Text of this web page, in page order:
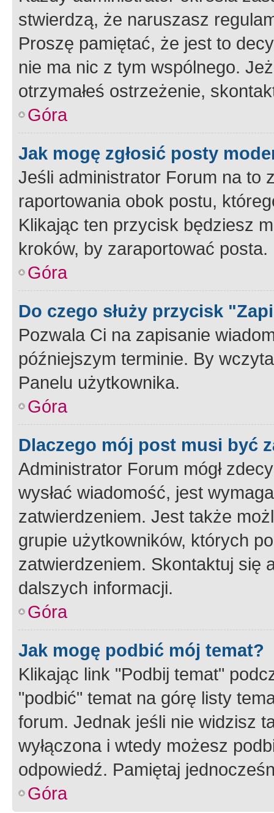
stwierdzą, że naruszasz
Proszę pamiętać, że jest to
nie ma nic z tym wspólnego.
otrzymałeś ostrzeżenie,
Góra
Jak mogę zgłosić posty
Jeśli administrator Forum na to
raportowania obok postu,
Klikając ten przycisk będziesz
kroków, by zaraportować posta.
Góra
Do czego służy przycisk
Pozwala Ci na zapisanie
późniejszym terminie. By
Panelu użytkownika.
Góra
Dlaczego mój post musi być
Administrator Forum mógł
wysłać wiadomość, jest
zatwierdzeniem. Jest także
grupie użytkowników, których
zatwierdzeniem. Skontaktuj się
dalszych informacji.
Góra
Jak mogę podbić mój temat?
Klikając link "Podbij temat"
"podbić" temat na górę listy
forum. Jednak jeśli nie widzisz
wyłączona i wtedy możesz
odpowiedź. Pamiętaj
Góra